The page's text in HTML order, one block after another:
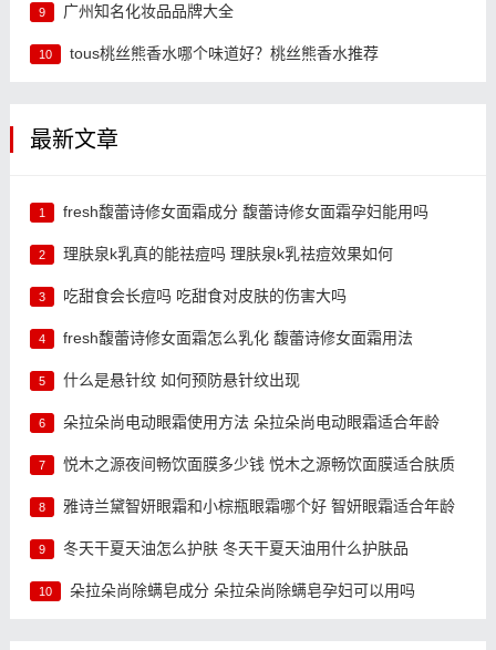
9 广州知名化妆品品牌大全
10 tous桃丝熊香水哪个味道好？桃丝熊香水推荐
最新文章
1 fresh馥蕾诗修女面霜成分 馥蕾诗修女面霜孕妇能用吗
2 理肤泉k乳真的能祛痘吗 理肤泉k乳祛痘效果如何
3 吃甜食会长痘吗 吃甜食对皮肤的伤害大吗
4 fresh馥蕾诗修女面霜怎么乳化 馥蕾诗修女面霜用法
5 什么是悬针纹 如何预防悬针纹出现
6 朵拉朵尚电动眼霜使用方法 朵拉朵尚电动眼霜适合年龄
7 悦木之源夜间畅饮面膜多少钱 悦木之源畅饮面膜适合肤质
8 雅诗兰黛智妍眼霜和小棕瓶眼霜哪个好 智妍眼霜适合年龄
9 冬天干夏天油怎么护肤 冬天干夏天油用什么护肤品
10 朵拉朵尚除螨皂成分 朵拉朵尚除螨皂孕妇可以用吗